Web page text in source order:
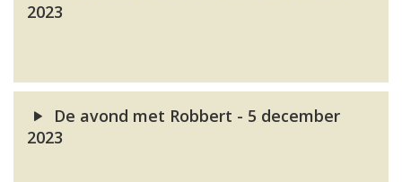
2023
De avond met Robbert - 5 december
2023